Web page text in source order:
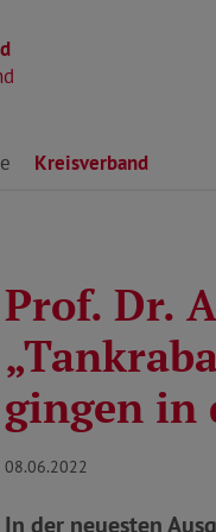
Kreisverband
Prof. Dr.
gingen in
08.06.2022
In der neuesten